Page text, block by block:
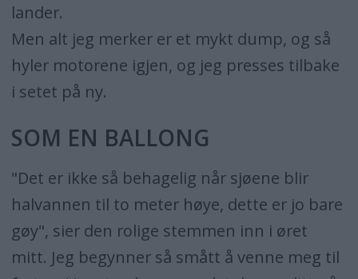
lander.
Men alt jeg merker er et mykt dump, og så
hyler motorene igjen, og jeg presses tilbake
i setet på ny.
SOM EN BALLONG
"Det er ikke så behagelig når sjøene blir
halvannen til to meter høye, dette er jo bare
gøy", sier den rolige stemmen inn i øret
mitt. Jeg begynner så smått å venne meg til